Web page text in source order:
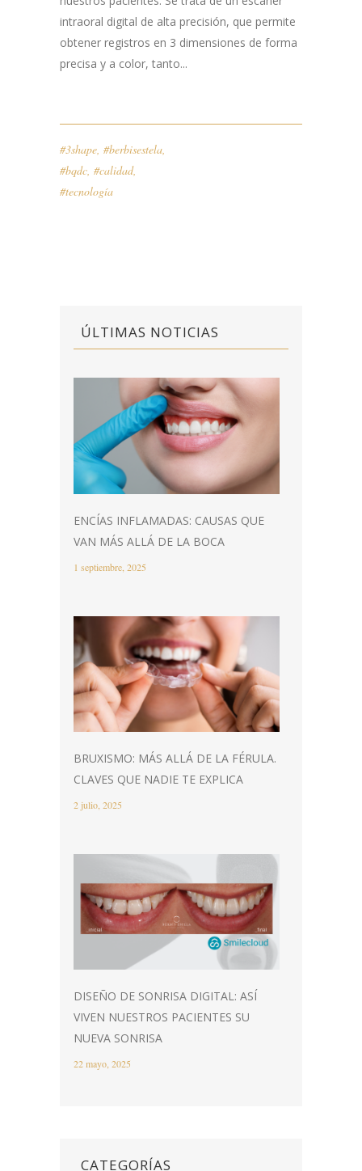
intraoral digital de alta precisión, que permite
obtener registros en 3 dimensiones de forma
precisa y a color, tanto...
#3shape, #berbisestela,
#bqdc, #calidad,
#tecnología
ÚLTIMAS NOTICIAS
ENCÍAS INFLAMADAS: CAUSAS QUE
VAN MÁS ALLÁ DE LA BOCA
1 septiembre, 2025
BRUXISMO: MÁS ALLÁ DE LA FÉRULA.
CLAVES QUE NADIE TE EXPLICA
2 julio, 2025
DISEÑO DE SONRISA DIGITAL: ASÍ
VIVEN NUESTROS PACIENTES SU
NUEVA SONRISA
22 mayo, 2025
CATEGORÍAS